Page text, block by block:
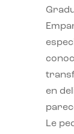
en
Le